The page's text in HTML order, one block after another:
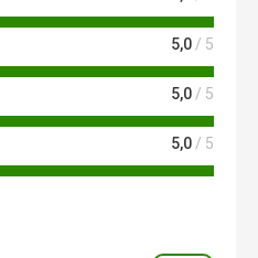
5,0 / 5
5,0 / 5
5,0 / 5